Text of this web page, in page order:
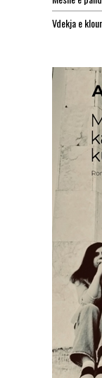
Vdekja e